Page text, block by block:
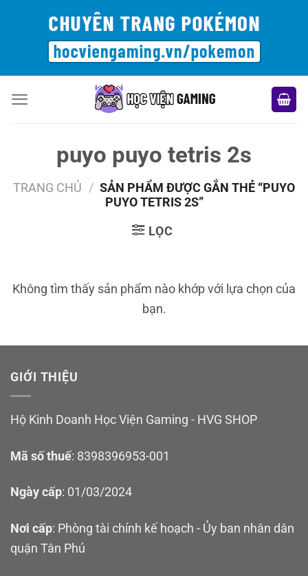
puyo puyo tetris 2s
TRANG CHỦ / SẢN PHẨM ĐƯỢC GẮN THẺ “PUYO
PUYO TETRIS 2S”
LỌC
Không tìm thấy sản phẩm nào khớp với lựa chọn của
bạn.
GIỚI THIỆU
Hộ Kinh Doanh Học Viện Gaming - HVG SHOP
Mã số thuế: 8398396953-001
Ngày cấp: 01/03/2024
Nơi cấp: Phòng tài chính kế hoạch - Ủy ban nhân dân
quận Tân Phú